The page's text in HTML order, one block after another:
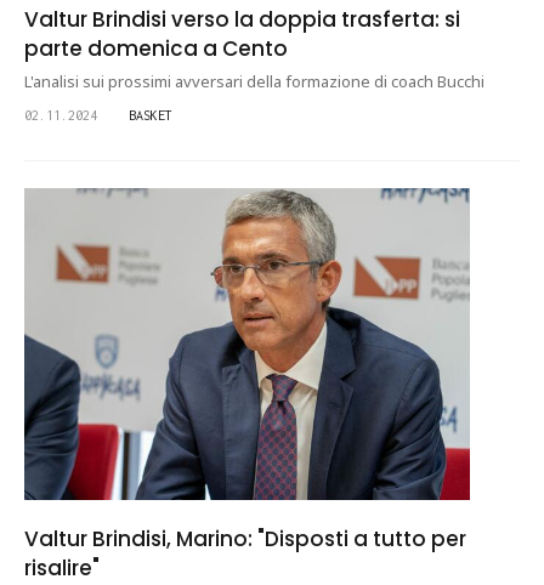
Valtur Brindisi verso la doppia trasferta: si
parte domenica a Cento
L'analisi sui prossimi avversari della formazione di coach Bucchi
02.11.2024 BASKET
Valtur Brindisi, Marino: "Disposti a tutto per
risalire"